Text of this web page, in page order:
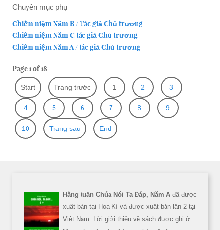
Chuyên mục phụ
Chiêm niệm Năm B / Tác giả Chủ trương
Chiêm niệm Năm C tác giả Chủ trương
Chiêm niệm Năm A / tác giả Chủ trương
Page 1 of 18
Start Trang trước 1 2 3
4 5 6 7 8 9
10 Trang sau End
Hằng tuần Chúa Nói Ta Đáp, Năm A đã được
xuất bản tại Hoa Kì và được xuất bản lần 2 tại
Việt Nam. Lời giới thiệu về sách được ghi ở